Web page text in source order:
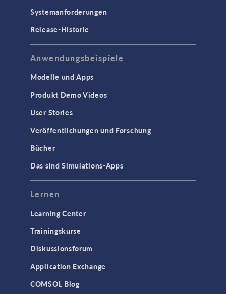
Systemanforderungen
Release-Historie
Anwendungsbeispiele
Modelle und Apps
Produkt Demo Videos
User Stories
Veröffentlichungen und Forschung
Bücher
Das sind Simulations-Apps
Lernen
Learning Center
Trainingskurse
Diskussionsforum
Application Exchange
COMSOL Blog